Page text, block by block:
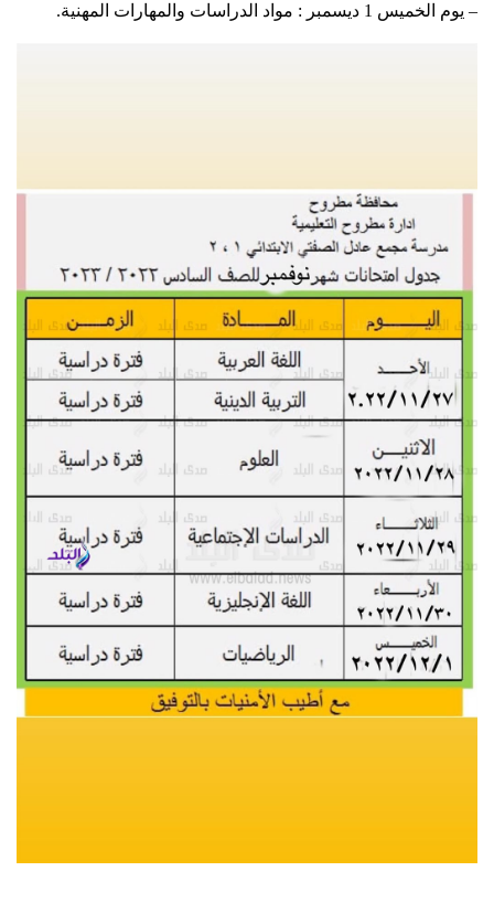
– يوم الخميس 1 ديسمبر : مواد الدراسات والمهارات المهنية.